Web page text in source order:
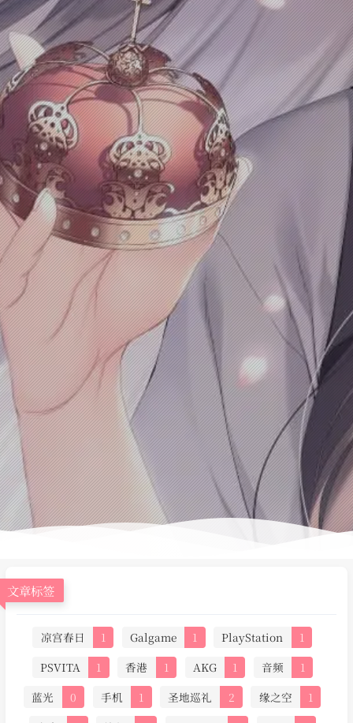
文章标签
凉宫春日 1 Galgame 1 PlayStation
1
PSVITA
1 香港 1 AKG 1 音频
1
蓝光
0 手机 1 圣地巡礼 2 缘之空
1